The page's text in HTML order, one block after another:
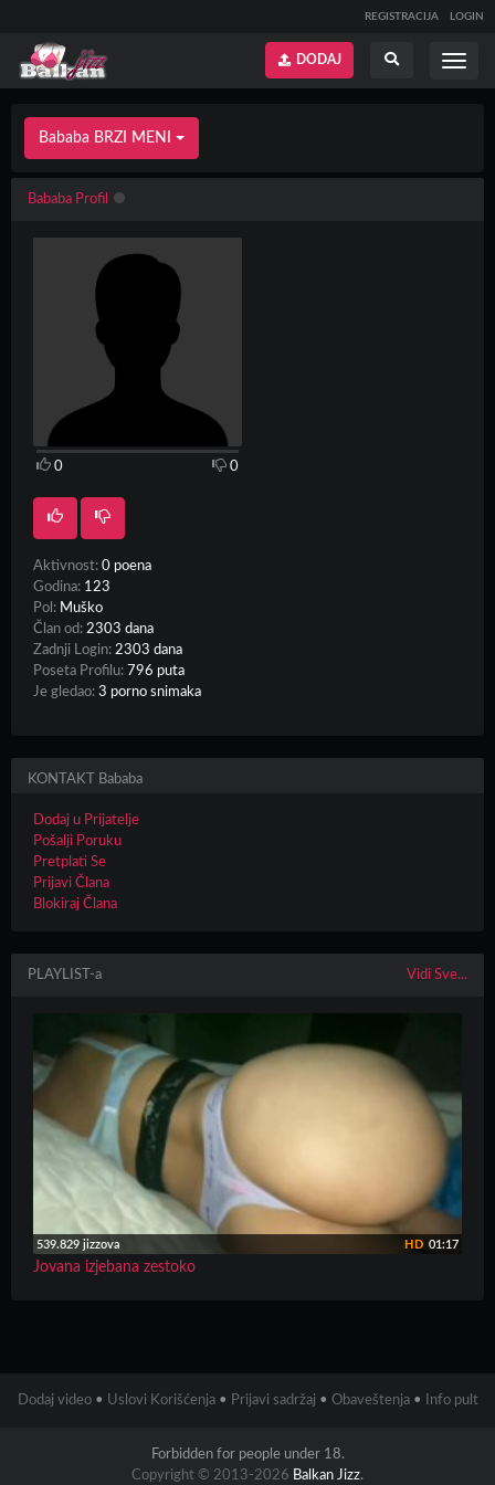
REGISTRACIJA LOGIN
Prikaži
DODAJ
Bababa BRZI MENI
Bababa Profil
0 0
Aktivnost: 0 poena
Godina: 123
Pol: Muško
Član od: 2303 dana
Zadnji Login: 2303 dana
Poseta Profilu: 796 puta
Je gledao: 3 porno snimaka
KONTAKT Bababa
Dodaj u Prijatelje
Pošalji Poruku
Pretplati Se
Prijavi Člana
Blokiraj Člana
PLAYLIST-a Vidi Sve...
539.829 jizzova 01:17
HD
Jovana izjebana zestoko
Dodaj video • Uslovi Korišćenja • Prijavi sadržaj • Obaveštenja • Info pult
Forbidden for people under 18.
Copyright © 2013-2026 Balkan Jizz.